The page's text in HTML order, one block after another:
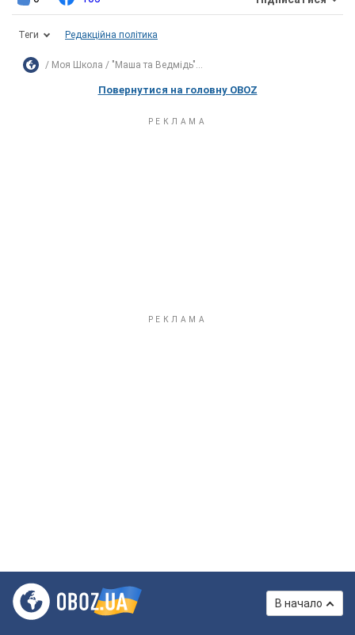
Теги Редакційна політика
Моя Школа "Маша та Ведмідь"...
Повернутися на головну OBOZ
В начало